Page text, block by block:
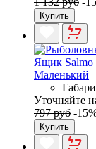
Купить
Ящик Salmo
Маленький
Уточняйте
797 руб -
Купить